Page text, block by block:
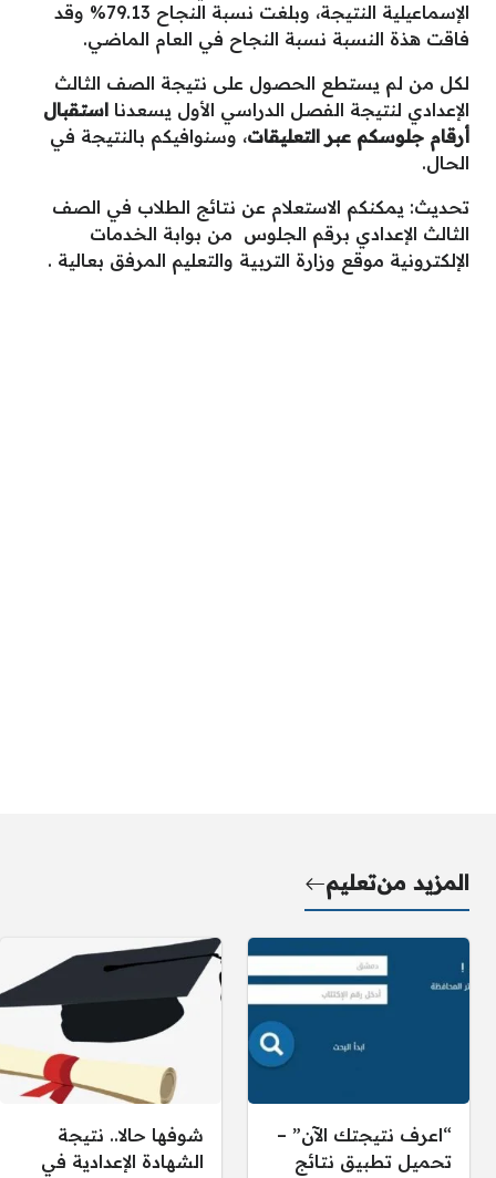
الإسماعيلية النتيجة، وبلغت نسبة النجاح 79.13% وقد
فاقت هذة النسبة نسبة النجاح في العام الماضي.
لكل من لم يستطع الحصول على نتيجة الصف الثالث
الإعدادي لنتيجة الفصل الدراسي الأول يسعدنا استقبال
أرقام جلوسكم عبر التعليقات، وسنوافيكم بالنتيجة في
الحال.
تحديث: يمكنكم الاستعلام عن نتائج الطلاب في الصف
الثالث الإعدادي برقم الجلوس من بوابة الخدمات
الإلكترونية موقع وزارة التربية والتعليم المرفق بعالية .
المزيد منتعليم
“اعرف نتيجتك الآن” –
تحميل تطبيق نتائج
شوفها حالا.. نتيجة
الشهادة الإعدادية في